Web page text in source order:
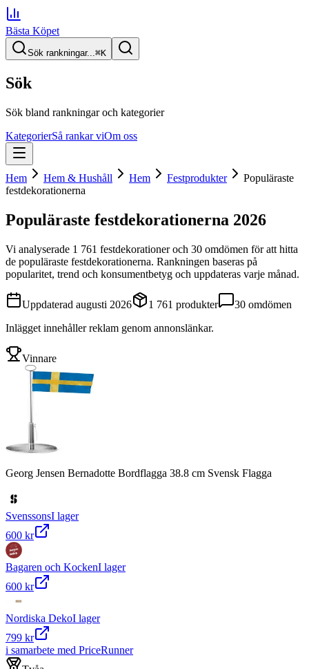
Bästa Köpet
Sök rankningar...⌘K
Sök
Sök bland rankningar och kategorier
KategorierSå rankar viOm oss
Hem Hem & Hushåll Hem Festprodukter
Populäraste
festdekorationerna
Populäraste festdekorationerna 2026
Vi analyserade 1 761 festdekorationeroch 30 omdömen för att hitta
de populäraste festdekorationerna. Rankningen baseras på
popularitet, trend och konsumentbetyg och uppdateras varje månad.
Uppdaterad augusti 2026 1 761 produkter 30 omdömen
Inlägget innehåller reklam genom annonslänkar.
Vinnare
Georg Jensen Bernadotte Bordflagga 38.8 cm Svensk Flagga
SvenssonsI lager
600 kr
Bagaren och KockenI lager
600 kr
Nordiska DekoI lager
799 kr
i samarbete med PriceRunner